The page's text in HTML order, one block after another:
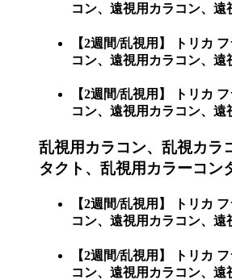
コン、遠視用カラコン、
【2週間/乱視用】 トリカ
コン、遠視用カラコン、
【2週間/乱視用】 トリカ
コン、遠視用カラコン、
乱視用カラコン、乱視カラ
タクト、乱視用カラーコン
【2週間/乱視用】 トリカ
コン、遠視用カラコン、
【2週間/乱視用】 トリカ
コン、遠視用カラコン、